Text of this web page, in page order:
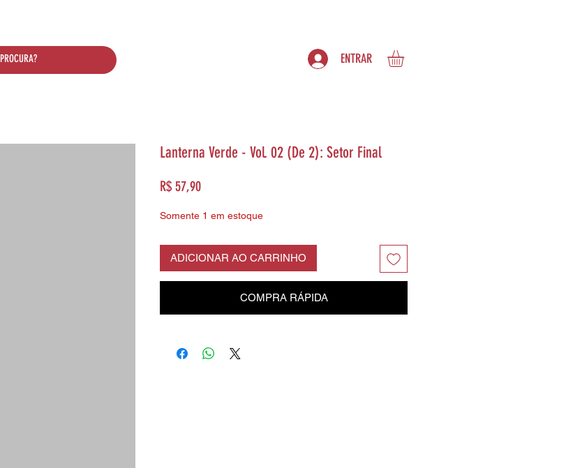
ENTRAR
Lanterna Verde - Vol. 02 (De 2): Setor Final
R$ 57,90Preço
Somente 1 em estoque
ADICIONAR AO CARRINHO
COMPRA RÁPIDA